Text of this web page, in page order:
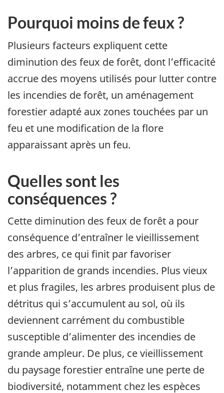
Pourquoi moins de feux ?
Plusieurs facteurs expliquent cette
diminution des feux de forêt, dont l’efficacité
accrue des moyens utilisés pour lutter contre
les incendies de forêt, un aménagement
forestier adapté aux zones touchées par un
feu et une modification de la flore
apparaissant après un feu.
Quelles sont les
conséquences ?
Cette diminution des feux de forêt a pour
conséquence d’entraîner le vieillissement
des arbres, ce qui finit par favoriser
l’apparition de grands incendies. Plus vieux
et plus fragiles, les arbres produisent plus de
détritus qui s’accumulent au sol, où ils
deviennent carrément du combustible
susceptible d’alimenter des incendies de
grande ampleur. De plus, ce vieillissement
du paysage forestier entraîne une perte de
biodiversité, notamment chez les espèces